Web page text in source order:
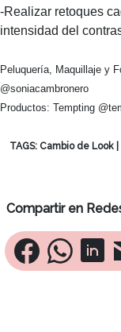
-Realizar retoques
intensidad del
Peluquería, Maquillaje y
@soniacambronero
Productos: Tempting
TAGS: Cambio de Look
Compartir en